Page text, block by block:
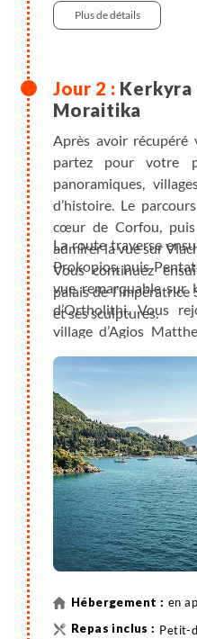
Plus de détails
Kerkyra
Moraitika
Après avoir
partez pour votre
panoramiques,
d’histoire. Le
cœur de Corfou,
admirer la vue sur
Vous continuez
palais de l’impératrice
et ses sculptures.
La route traverse
Prokopios, puis
vue remarquable sur
d’Ortholithi. Vous
village d’Agios
détendre ou savourer
en
Petit-